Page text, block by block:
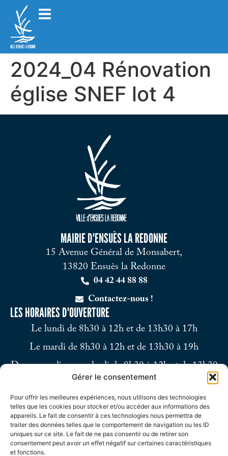
Gérer le consentement
Pour offrir les meilleures expériences, nous utilisons des technologies
telles que les cookies pour stocker et/ou accéder aux informations des
appareils. Le fait de consentir à ces technologies nous permettra de
traiter des données telles que le comportement de navigation ou les ID
uniques sur ce site. Le fait de ne pas consentir ou de retirer son
consentement peut avoir un effet négatif sur certaines caractéristiques
et fonctions.
2024_04 Rénovation
église SNEF lot 4
MAIRIE D'ENSUÈS LA REDONNE
15 Avenue Général de Monsabert,
13820 Ensuès la Redonne
04 42 44 88 88
Contactez-nous !
LES HORAIRES D'OUVERTURE
Le lundi de 8h30 à 12h et de 13h30 à 17h
Le mardi de 8h30 à 12h et de 13h30 à 19h
Du mercredi au vendredi de 8h30 à 12h et de 13h30
Le samedi de 9h à 12h